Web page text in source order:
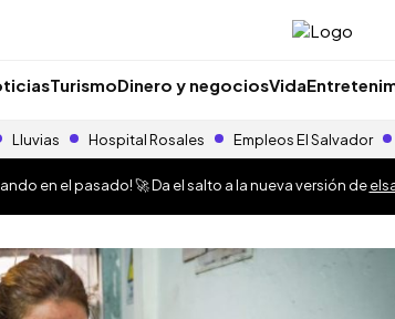
TurismoDinero y negociosVida
Lluvias Hospital Rosales Empleos El Salvador
en el pasado! 🚀 Da el salto a la nueva versión de